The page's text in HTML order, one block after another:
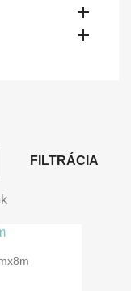


FILTRÁCIA